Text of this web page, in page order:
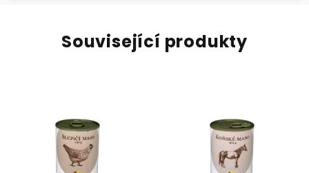
Související produkty